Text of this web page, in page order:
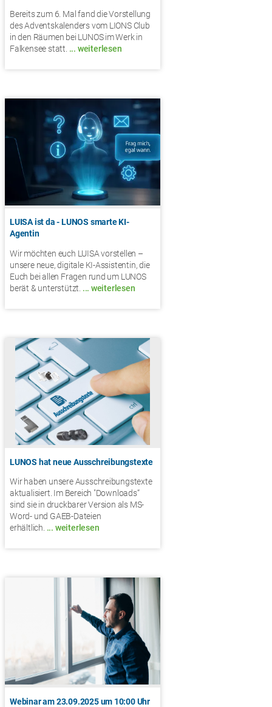
Bereits zum 6. Mal fand die Vorstellung
des Adventskalenders vom LIONS Club
in den Räumen bei LUNOS im Werk in
Falkensee statt. ... weiterlesen
LUISA ist da - LUNOS smarte KI-
Agentin
Wir möchten euch LUISA vorstellen –
unsere neue, digitale KI-Assistentin, die
Euch bei allen Fragen rund um LUNOS
berät & unterstützt. ... weiterlesen
LUNOS hat neue Ausschreibungstexte
Wir haben unsere Ausschreibungstexte
aktualisiert. Im Bereich "Downloads“
sind sie in druckbarer Version als MS-
Word- und GAEB-Dateien
erhältlich. ... weiterlesen
Webinar am 23.09.2025 um 10:00 Uhr